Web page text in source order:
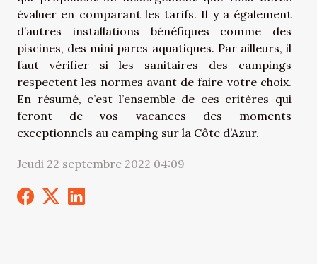
évaluer en comparant les tarifs. Il y a également
d’autres installations bénéfiques comme des
piscines, des mini parcs aquatiques. Par ailleurs, il
faut vérifier si les sanitaires des campings
respectent les normes avant de faire votre choix.
En résumé, c’est l’ensemble de ces critères qui
feront de vos vacances des moments
exceptionnels au camping sur la Côte d’Azur.
Jeudi 22 septembre 2022 04:09